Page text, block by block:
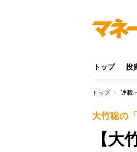
トップ 投
トップ 連載
大竹聡の
【大